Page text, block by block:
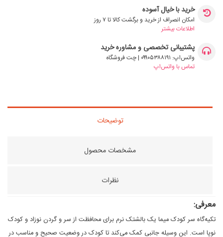
خرید با خیال آسوده
امکان انصراف از خرید و برگشت کالا تا ۷ روز
اطلاعات بیشتر
پشتیبانی تخصصی و مشاوره خرید
واتس‌اپ: ۰۹۹۰۵۳۸۸۱۹۱ | چت فروشگاه
تماس با واتس‌اپ
توضیحات
مشخصات محصول
نظرات
معرفی:
تکیه‌گاه سر کودک میما یک بالشتک نرم برای محافظت از سر و گردن نوزاد و کودک
نوپا است. این وسیله جانبی کمک می‌کند تا کودک در وضعیت صحیح و مناسب در